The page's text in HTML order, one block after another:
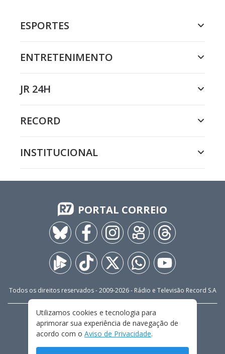
ESPORTES
ENTRETENIMENTO
JR 24H
RECORD
INSTITUCIONAL
PORTAL CORREIO
Todos os direitos reservados - 2009-2026- Rádio e Televisão Record S.A
FALE CONOSCO
PRIVACIDADE
TERMOS E CONDIÇÕES DE USO
Utilizamos cookies e tecnologia para
aprimorar sua experiência de navegação de
acordo com o Aviso de Privacidade.